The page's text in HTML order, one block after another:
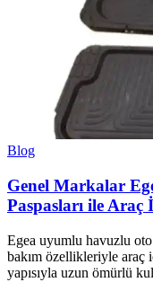
Blog
Genel Markalar
Paspasları ile
Egea uyumlu havuzlu oto
bakım özellikleriyle araç
yapısıyla uzun ömürlü